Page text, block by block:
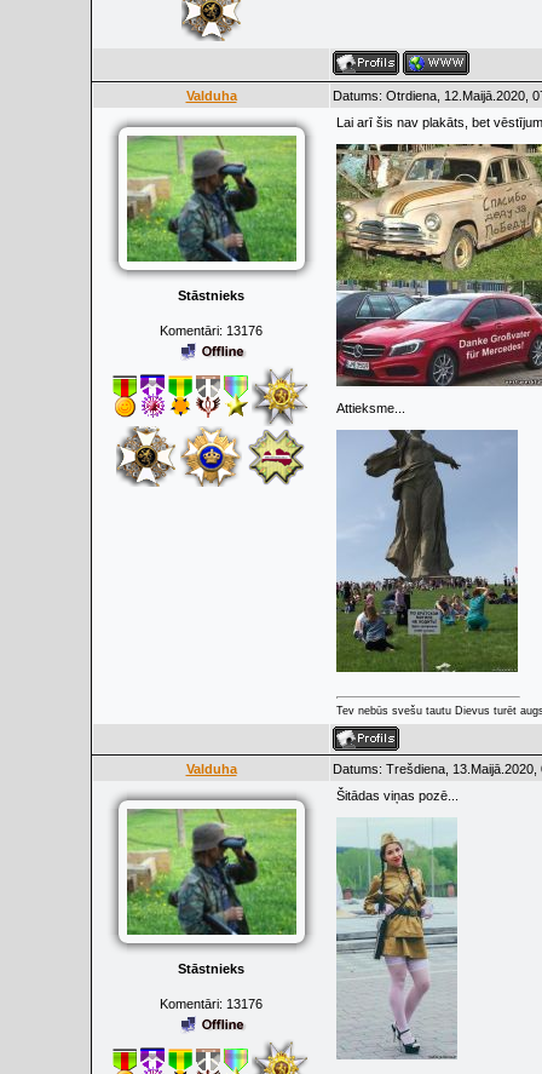
Valduha Datums: Otrdiena, 12.Maijā.2020,
Stāstnieks
Komentāri: 13176
Lai arī šis nav plakāts, bet
Attieksme...
Tev nebūs svešu tautu Dievus turēt
Valduha Datums: Trešdiena,
Stāstnieks
Komentāri: 13176
Šitādas viņas pozē...